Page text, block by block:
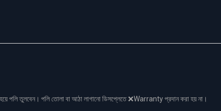
পলি তুলবেন। পলি তোলা বা আঠা লাগানো ডিসপ্লেতে ❌Warranty প্রদান করা হয় না।